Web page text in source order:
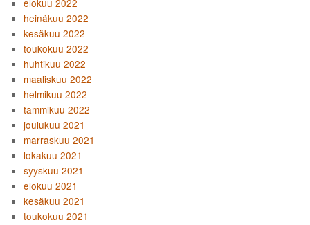
heinäkuu 2022
kesäkuu 2022
toukokuu 2022
huhtikuu 2022
maaliskuu 2022
helmikuu 2022
tammikuu 2022
joulukuu 2021
marraskuu 2021
lokakuu 2021
syyskuu 2021
elokuu 2021
kesäkuu 2021
toukokuu 2021